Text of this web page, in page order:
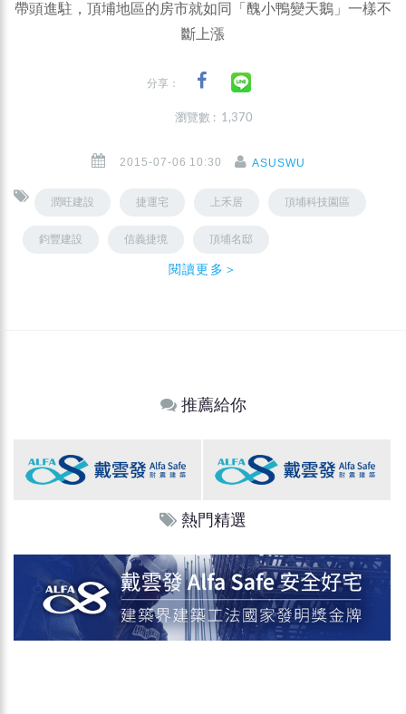
帶頭進駐，頂埔地區的房市就如同「醜小鴨變天鵝」一樣不
斷上漲
分享：
瀏覽數 : 1,370
2015-07-06 10:30 ASUSWU
潤旺建設 捷運宅 上禾居 頂埔科技園區
鈞豐建設 信義捷境 頂埔名邸
閱讀更多＞
推薦給你
熱門精選